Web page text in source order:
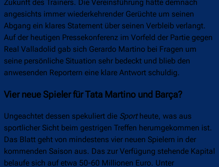
Zukunft des Trainers. Die Vereinsführung hätte demnach
angesichts immer wiederkehrender Gerüchte um seinen
Abgang ein klares Statement über seinen Verbleib verlangt.
Auf der heutigen Pressekonferenz im Vorfeld der Partie gegen
Real Valladolid gab sich Gerardo Martino bei Fragen um
seine persönliche Situation sehr bedeckt und blieb den
anwesenden Reportern eine klare Antwort schuldig.
Vier neue Spieler für Tata Martino und Barça?
Ungeachtet dessen spekuliert die Sportheute, was aus
sportlicher Sicht beim gestrigen Treffen herumgekommen ist.
Das Blatt geht von mindestens vier neuen Spielern in der
kommenden Saison aus. Das zur Verfügung stehende Kapital
belaufe sich auf etwa 50-60 Millionen Euro. Unter